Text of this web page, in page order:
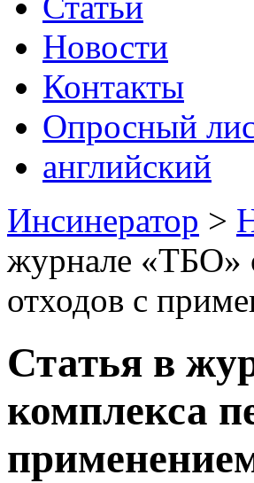
Новости
Контакты
Опросный
английский
Инсинератор >
журнале «ТБО»
отходов с
Статья в
комплекса